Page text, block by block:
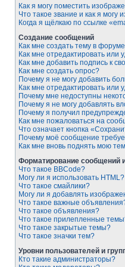
Как я могу поместить
Что такое звание и как я могу
Когда я щёлкаю по ссылке
Создание сообщений
Как мне создать тему в
Как мне отредактировать или
Как мне добавить подпись к
Как мне создать опрос?
Почему я не могу добавить
Как мне отредактировать или
Почему мне недоступны
Почему я не могу добавлять
Почему я получил
Как мне пожаловаться на
Что означает кнопка
Почему моё сообщение
Как мне вновь поднять мою
Форматирование сообщений
Что такое BBCode?
Могу ли я использовать HTML?
Что такое смайлики?
Могу ли я добавлять
Что такое важные
Что такое объявления?
Что такое прилепленные
Что такое закрытые темы?
Что такое значки тем?
Уровни пользователей и
Кто такие администраторы?